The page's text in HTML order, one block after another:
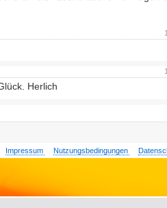
Herlich
Impressum Nutzungsbedingungen